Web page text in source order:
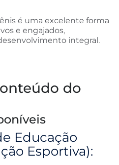
é uma excelente forma
e engajados,
integral.
do
Educação
Esportiva):